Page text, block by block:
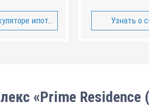
ипотеки Узнать о
«Prime